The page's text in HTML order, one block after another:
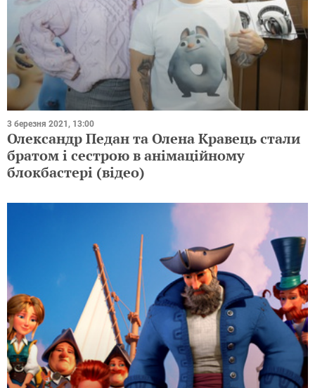
3 березня 2021, 13:00
Олександр Педан та Олена Кравець стали
братом і сестрою в анімаційному
блокбастері (відео)